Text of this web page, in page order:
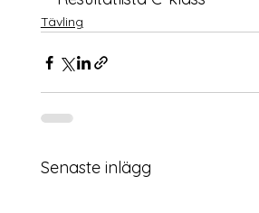
Tävling
Senaste inlägg